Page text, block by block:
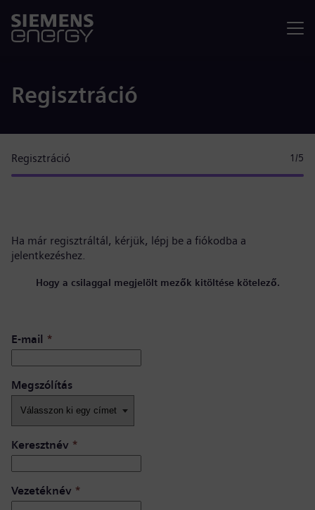
Regisztráció
Regisztráció 1 /5
Ha már regisztráltál, kérjük, lépj be a fiókodba a
jelentkezéshez.
Hogy a csilaggal megjelölt mezők kitöltése kötelező.
E-mail *
Megszólítás
Keresztnév *
Vezetéknév *